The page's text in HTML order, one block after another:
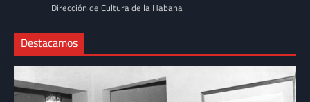
Dirección de Cultura de la Habana
Destacamos